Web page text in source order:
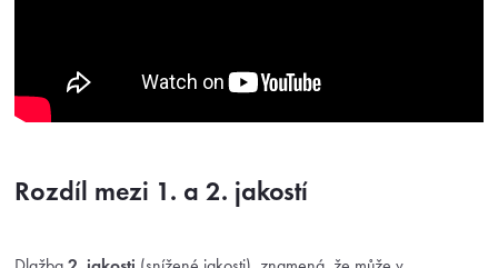
Rozdíl mezi 1. a 2. jakostí